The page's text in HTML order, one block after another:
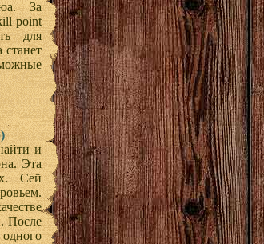
За
point
для
и
Эта
Сей
После